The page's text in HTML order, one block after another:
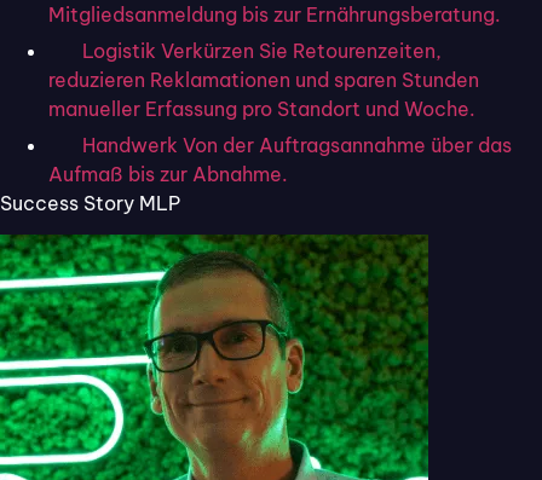
Mitgliedsanmeldung bis zur Ernährungsberatung.
Logistik Verkürzen Sie Retourenzeiten,
reduzieren Reklamationen und sparen Stunden
manueller Erfassung pro Standort und Woche.
Handwerk Von der Auftragsannahme über das
Aufmaß bis zur Abnahme.
Success Story MLP
Online Formulare erstellen:
Effizient, digital & rechtssicher
mit Flixcheck
So digitalisieren moderne Immobilienmakler ihren